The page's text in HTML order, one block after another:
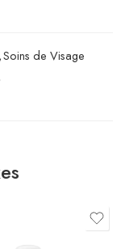
,Soins de Visage